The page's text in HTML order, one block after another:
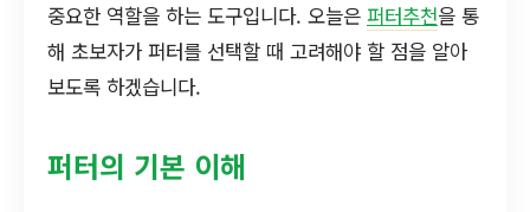
중요한 역할을 하는 도구입니다. 오늘은 퍼터추천을 통
해 초보자가 퍼터를 선택할 때 고려해야 할 점을 알아
보도록 하겠습니다.
퍼터의 기본 이해